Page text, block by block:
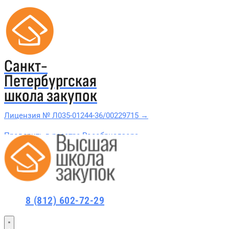
Санкт-
Петербургская
школа закупок
Лицензия № Л035-01244-36/00229715 →
Проверить в реестре Рособрнадзора →
Все курсы 44-ФЗ и 223-ФЗ
Курсы по 223-ФЗ
8 (812) 602-72-29